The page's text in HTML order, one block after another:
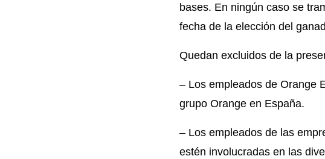
bases. En ningún caso se
fecha de la elección del
Quedan excluidos de la
– Los empleados de Orange
grupo Orange en España.
– Los empleados de las
estén involucradas en las